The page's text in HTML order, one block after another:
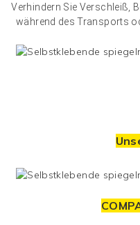
Verhindern Sie Verschleiß,
während des Transports